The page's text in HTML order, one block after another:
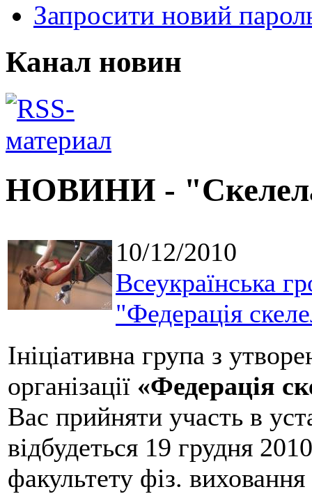
Запросити новий
Канал новин
НОВИНИ -
10/12/2010
Всеукраїнська
"Федерація
Ініціативна група з
організації «Федерація
Вас прийняти участь в
відбудеться 19 грудня
факультету фіз.